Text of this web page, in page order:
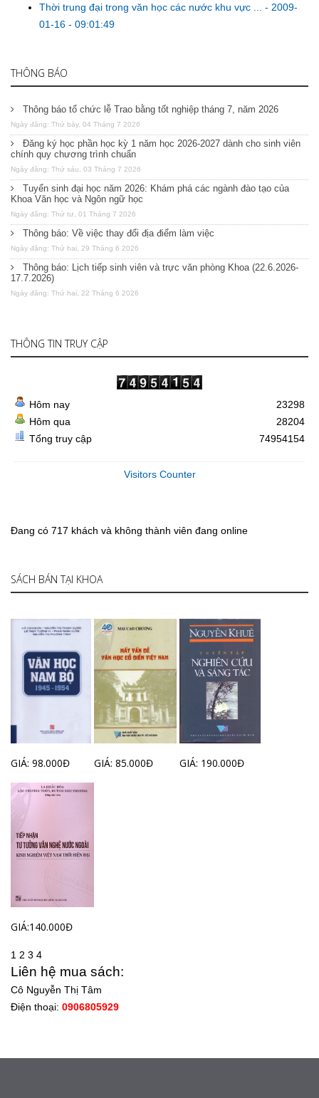
Thời trung đại trong văn học các nước khu vực ... - 2009-
01-16 - 09:01:49
THÔNG BÁO
Thông báo tổ chức lễ Trao bằng tốt nghiệp tháng 7, năm 2026
Ngày đăng: Thứ bảy, 04 Tháng 7 2026
Đăng ký học phần học kỳ 1 năm học 2026-2027 dành cho sinh viên
chính quy chương trình chuẩn
Ngày đăng: Thứ sáu, 03 Tháng 7 2026
Tuyển sinh đại học năm 2026: Khám phá các ngành đào tạo của
Khoa Văn học và Ngôn ngữ học
Ngày đăng: Thứ tư, 01 Tháng 7 2026
Thông báo: Về việc thay đổi địa điểm làm việc
Ngày đăng: Thứ hai, 29 Tháng 6 2026
Thông báo: Lịch tiếp sinh viên và trực văn phòng Khoa (22.6.2026-
17.7.2026)
Ngày đăng: Thứ hai, 22 Tháng 6 2026
THÔNG TIN TRUY CẬP
Hôm nay
Hôm qua
Tổng truy cập
23298
28204
74954154
Visitors Counter
Đang có 717 khách và không thành viên đang online
SÁCH BÁN TẠI KHOA
GIÁ: 98.000Đ GIÁ: 85.000Đ GIÁ: 190.000Đ
GIÁ:140.000Đ
1 2 3 4
Liên hệ mua sách:
Cô Nguyễn Thị Tâm
Điện thoại: 0906805929